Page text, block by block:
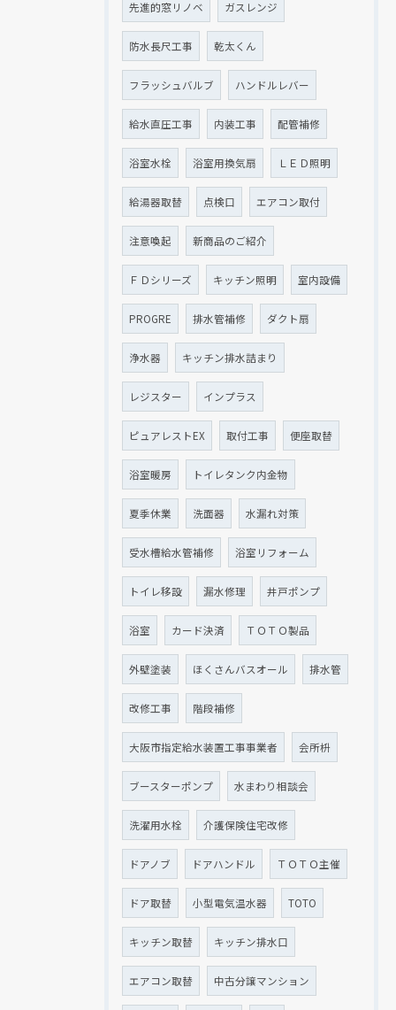
先進的窓リノベ ガスレンジ
防水長尺工事 乾太くん
フラッシュバルブ ハンドルレバー
給水直圧工事 内装工事 配管補修
浴室水栓 浴室用換気扇 ＬＥＤ照明
給湯器取替 点検口 エアコン取付
注意喚起 新商品のご紹介
ＦＤシリーズ キッチン照明 室内設備
PROGRE 排水管補修 ダクト扇
浄水器 キッチン排水詰まり
レジスター インプラス
ピュアレストEX 取付工事 便座取替
浴室暖房 トイレタンク内金物
夏季休業 洗面器 水漏れ対策
受水槽給水管補修 浴室リフォーム
トイレ移設 漏水修理 井戸ポンプ
浴室 カード決済 ＴＯＴＯ製品
外壁塗装 ほくさんバスオール 排水管
改修工事 階段補修
大阪市指定給水装置工事事業者 会所枡
ブースターポンプ 水まわり相談会
洗濯用水栓 介護保険住宅改修
ドアノブ ドアハンドル ＴＯＴＯ主催
ドア取替 小型電気温水器 TOTO
キッチン取替 キッチン排水口
エアコン取替 中古分譲マンション